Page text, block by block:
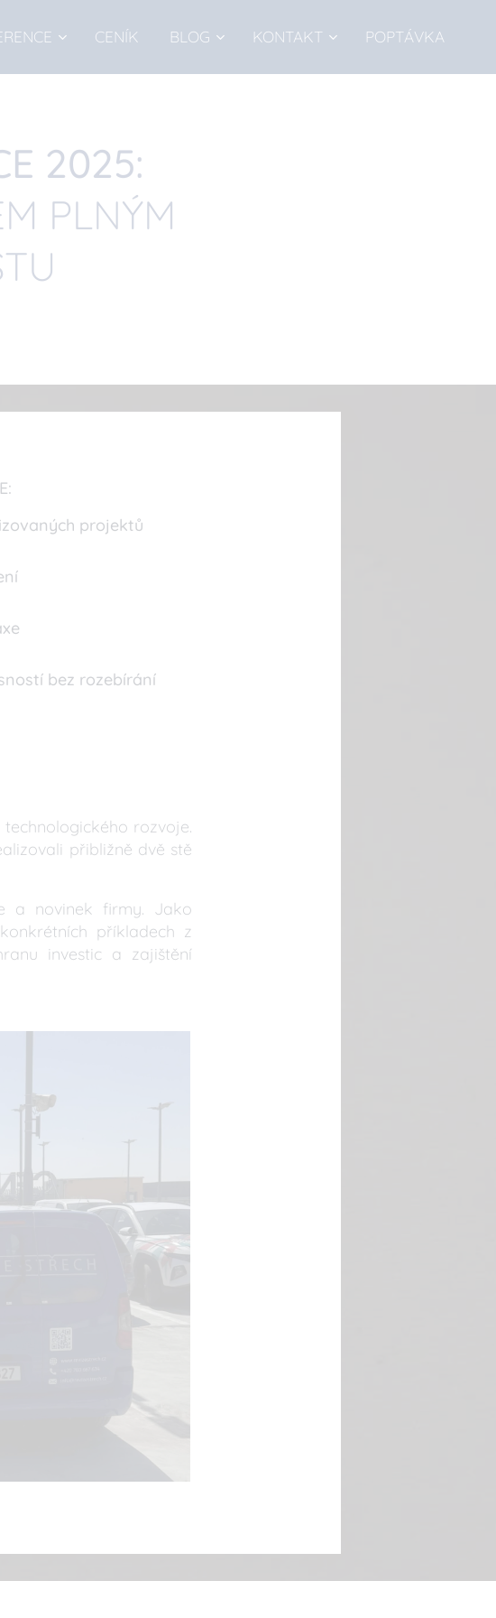
CENÍK BLOG KONTAKT POPTÁVKA
2025:
PLNÝM
projektů
bez rozebírání
rozvoje.
přibližně dvě stě
a novinek firmy. Jako
příkladech z
investic a zajištění